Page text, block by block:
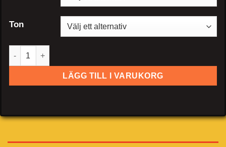
Ton
Volvo V40 hatchback mängd
LÄGG TILL I VARUKORG